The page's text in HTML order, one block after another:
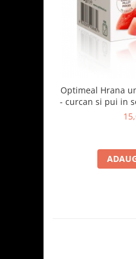
Optimeal Hrana
- curcan si pui in